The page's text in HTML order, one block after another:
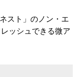
スト」のノン・エ
ッシュできる微ア